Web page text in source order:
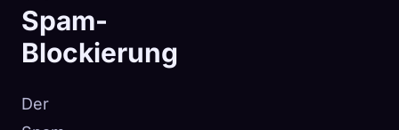
Spam-
Blockierung
Der